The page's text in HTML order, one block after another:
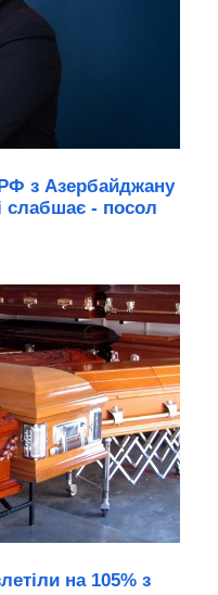
з Азербайджану
слабшає - посол
на 105% з